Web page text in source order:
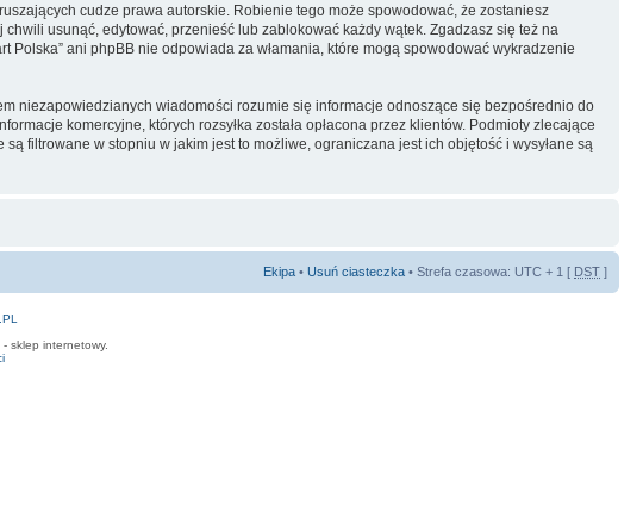
cudze prawa autorskie. Robienie tego może spowodować, że zostaniesz
usunąć, edytować, przenieść lub zablokować każdy wątek. Zgadzasz się też na
ani phpBB nie odpowiada za włamania, które mogą spowodować wykradzenie
niezapowiedzianych wiadomości rozumie się informacje odnoszące się bezpośrednio do
komercyjne, których rozsyłka została opłacona przez klientów. Podmioty zlecające
filtrowane w stopniu w jakim jest to możliwe, ograniczana jest ich objętość i wysyłane są
Ekipa • Usuń ciasteczka • Strefa czasowa: UTC + 1 [ DST ]
sklep internetowy.